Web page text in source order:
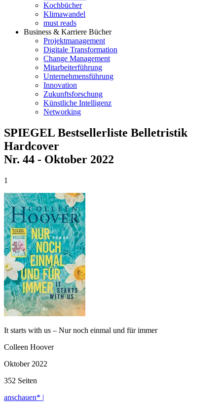
Kochbücher
Klimawandel
must reads
Business & Karriere Bücher
Projektmanagement
Digitale Transformation
Change Management
Mitarbeiterführung
Unternehmensführung
Innovation
Zukunftsforschung
Künstliche Intelligenz
Networking
SPIEGEL Bestsellerliste Belletristik
Hardcover
Nr. 44 - Oktober 2022
1
It starts with us – Nur noch einmal und für immer
Colleen Hoover
Oktober 2022
352 Seiten
anschauen* |